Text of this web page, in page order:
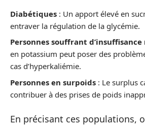
Diabétiques : Un apport élevé en
entraver la régulation de la glycémie.
Personnes souffrant
en potassium peut poser des
cas d’hyperkaliémie.
Personnes en surpoids : Le surplus
contribuer à des prises de poids
En précisant ces populations,